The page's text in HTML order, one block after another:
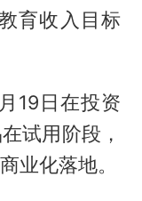
育收入目标
19日在投资
试用阶段，
业化落地。